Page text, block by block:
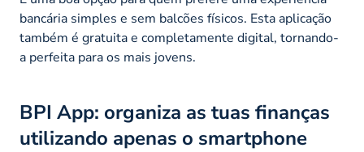
bancária simples e sem balcões físicos. Esta aplicação
também é gratuita e completamente digital, tornando-
a perfeita para os mais jovens.
BPI App: organiza as tuas finanças
utilizando apenas o smartphone